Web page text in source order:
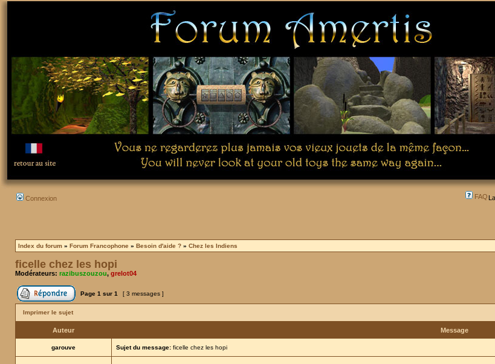
Connexion FAQ
Index du forum » Forum Francophone » Besoin d'aide ? » Chez les Indiens
ficelle chez les hopi
Modérateurs: razibuszouzou, grelot04
Page 1 sur 1 [ 3 messages ]
Imprimer le sujet
Auteur Message
garouve Sujet du message: ficelle chez les hopi